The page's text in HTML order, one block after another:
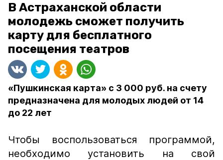
В Астраханской области
молодежь сможет получить
карту для бесплатного
посещения театров
«Пушкинская карта» с 3 000 руб. на счету
предназначена для молодых людей от 14
до 22 лет
Чтобы воспользоваться программой,
необходимо установить на свой